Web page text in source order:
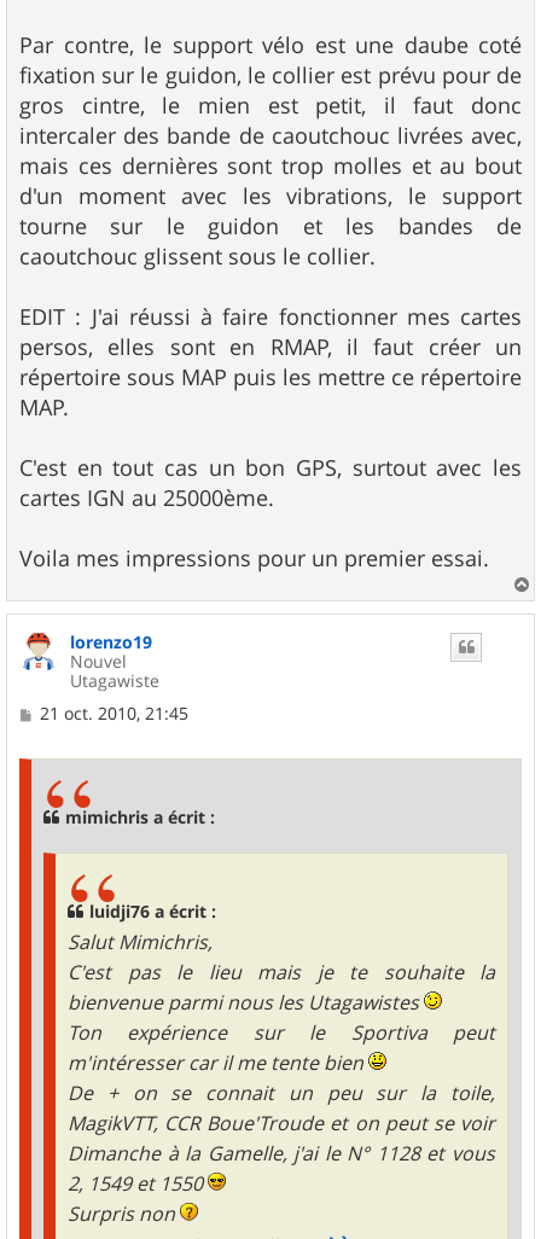
Par contre, le support vélo est une daube coté
fixation sur le guidon, le collier est prévu pour de
gros cintre, le mien est petit, il faut donc
intercaler des bande de caoutchouc livrées avec,
mais ces dernières sont trop molles et au bout
d'un moment avec les vibrations, le support
tourne sur le guidon et les bandes de
caoutchouc glissent sous le collier.
EDIT : J'ai réussi à faire fonctionner mes cartes
persos, elles sont en RMAP, il faut créer un
répertoire sous MAP puis les mettre ce répertoire
MAP.
C'est en tout cas un bon GPS, surtout avec les
cartes IGN au 25000ème.
Voila mes impressions pour un premier essai.
a
lorenzo19
Nouvel
Utagawiste
M
21 oct. 2010, 21:45
mimichris a écrit :
luidji76 a écrit :
Salut Mimichris,
C'est pas le lieu mais je te souhaite la
bienvenue parmi nous les Utagawistes
Ton expérience sur le Sportiva peut
m'intéresser car il me tente bien
De + on se connait un peu sur la toile,
MagikVTT, CCR Boue'Troude et on peut se voir
Dimanche à la Gamelle, j'ai le N° 1128 et vous
2, 1549 et 1550
Surpris non